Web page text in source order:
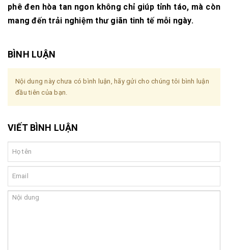
phê đen hòa tan ngon không chỉ giúp tỉnh táo, mà còn
mang đến trải nghiệm thư giãn tinh tế mỗi ngày.
BÌNH LUẬN
Nội dung này chưa có bình luận, hãy gửi cho chúng tôi bình luận
đầu tiên của bạn.
VIẾT BÌNH LUẬN